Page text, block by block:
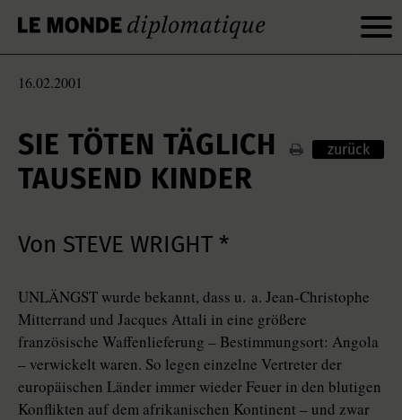
16.02.2001
SIE TÖTEN TÄGLICH
TAUSEND KINDER
zurück
Von STEVE WRIGHT *
UNLÄNGST wurde bekannt, dass u. a. Jean-Christophe
Mitterrand und Jacques Attali in eine größere
französische Waffenlieferung – Bestimmungsort: Angola
– verwickelt waren. So legen einzelne Vertreter der
europäischen Länder immer wieder Feuer in den blutigen
Konflikten auf dem afrikanischen Kontinent – und zwar